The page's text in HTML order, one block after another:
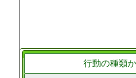
行動の種類